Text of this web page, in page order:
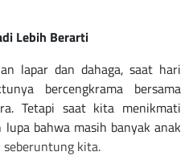
Lebih Berarti
lapar dan dahaga, saat hari
bercengkrama bersama
Tetapi saat kita menikmati
bahwa masih banyak anak
kita.